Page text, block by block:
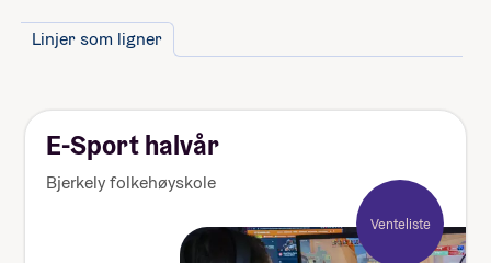
skoleåret. Nærmere informasjon får du fra
skolen.
treng for organisert spel, overtrekksdrakter
og spelardrakter, reiser til bortekampar.
Linjer som ligner
E-Sport halvår
Bjerkely folkehøyskole
Venteliste